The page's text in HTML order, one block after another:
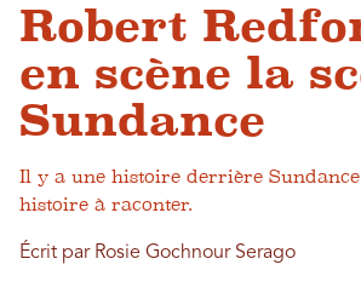
Robert
en scène la
Sundance
Il y a une histoire derrière
histoire à raconter.
Écrit par Rosie Gochnour Serago